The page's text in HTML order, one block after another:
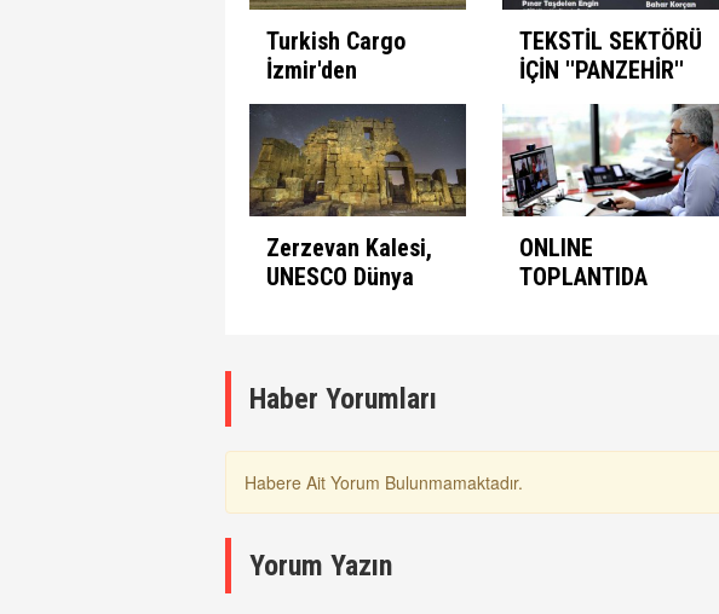
Turkish Cargo
İzmir'den
seferlerine
başlıyor
TEKSTİL SEKTÖRÜ
İÇİN ''PANZEHİR''
BULUNDU
Zerzevan Kalesi,
UNESCO Dünya
ONLINE
TOPLANTIDA
Haber Yorumları
Habere Ait Yorum Bulunmamaktadır.
Yorum Yazın